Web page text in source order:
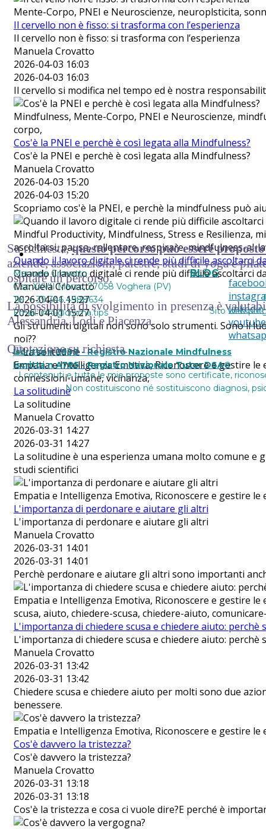
Su richiesta,questo percorso può essere
aziende, associazioni, palestre, studi di yoga e
ospitare un percorso.
La possibilità di svolgimento in presenza è
Alessandria, Lodi e Piacenza.
Quotazione su richiesta.
Contattami
linkedin
youtube
Manuela Crovatto
C.so XXVII Marzo, 27058 Voghera (PV)
Tel. + 39 346 4988634
Email: info@croma.tips
Iscritta n 3999 - Registro Nazionale Mindfulness
Iscritta n A785 - Registro Nazionale Tutor DSA®
BLOG
Sito web
I contenuti e tutte le mie proposte sono certificate,
Non costituiscono né sostituiscono diagnosi,
Mente-Corpo, PNEI e Neuroscienze, neuroplsticita,
Il cervello non è fisso: si trasforma con l’esperienza
Il cervello non è fisso: si trasforma con l’esperienza
Manuela Crovatto
2026-04-03 16:03
2026-04-03 16:03
Il cervello si modifica nel tempo ed è nostra
Mindfulness, Mente-Corpo, PNEI e Neuroscienze,
corpo,
Cos'è la PNEI e perchè è così legata alla Mindfulness?
Cos'è la PNEI e perchè è così legata alla Mindfulness?
Manuela Crovatto
2026-04-03 15:20
2026-04-03 15:20
Scopriamo cos'è la PNEI, e perchè la mindfulness può
Mindful Productivity, Mindfulness, Stress e Resilienza,
ascoltarsi, pausa, rallentare, respirare, mindfulness-al-
Quando il lavoro digitale ci rende più difficile ascoltarci
Quando il lavoro digitale ci rende più difficile ascoltarci
Manuela Crovatto
2026-04-01 15:27
2026-04-01 15:27
Gli strumenti digitali non sono solo strumenti. Sono il
noi??
Empatia e Intelligenza Emotiva, Riconoscere e gestire
connessioni-umane, vicinanza,
La solitudine
La solitudine
Manuela Crovatto
2026-03-31 14:27
2026-03-31 14:27
La solitudine è una esperienza umana molto comune e
studi scientifici
Empatia e Intelligenza Emotiva, Riconoscere e gestire
L'importanza di perdonare e aiutare gli altri
L'importanza di perdonare e aiutare gli altri
Manuela Crovatto
2026-03-31 14:01
2026-03-31 14:01
Perchè perdonare e aiutare gli altri sono importanti
Empatia e Intelligenza Emotiva, Riconoscere e gestire
scusa, aiuto, chiedere-scusa, chiedere-aiuto,
L'importanza di chiedere scusa e chiedere aiuto:
L'importanza di chiedere scusa e chiedere aiuto:
Manuela Crovatto
2026-03-31 13:42
2026-03-31 13:42
Chiedere scusa e chiedere aiuto per molti sono due
benessere.
Empatia e Intelligenza Emotiva, Riconoscere e gestire
Cos'è davvero la tristezza?
Cos'è davvero la tristezza?
Manuela Crovatto
2026-03-31 13:18
2026-03-31 13:18
Cos'è la tristezza e cosa ci vuole dire?E perché è